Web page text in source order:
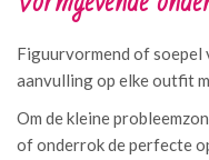
Figuurvormend of soepel
aanvulling op elke outfit
Om de kleine
of onderrok de perfecte